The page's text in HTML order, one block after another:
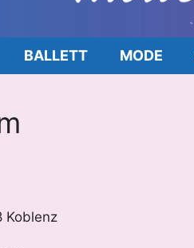
BALLETT MODE
Koblenz